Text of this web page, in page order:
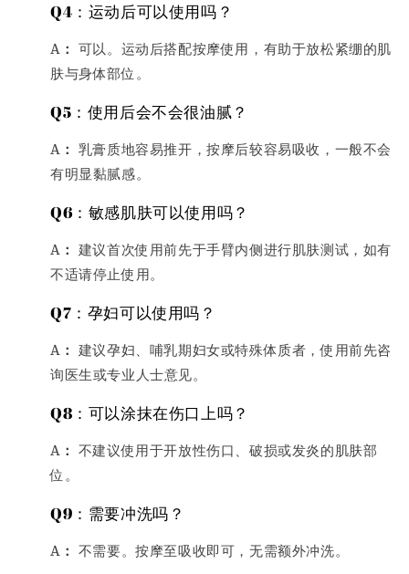
Q4：运动后可以使用吗？
A：
可以。运动后搭配按摩使用，有助于放松紧绷的肌
肤与身体部位。
Q5：使用后会不会很油腻？
A：
乳膏质地容易推开，按摩后较容易吸收，一般不会
有明显黏腻感。
Q6：敏感肌肤可以使用吗？
A：
建议首次使用前先于手臂内侧进行肌肤测试，如有
不适请停止使用。
Q7：孕妇可以使用吗？
A：
建议孕妇、哺乳期妇女或特殊体质者，使用前先咨
询医生或专业人士意见。
Q8：可以涂抹在伤口上吗？
A：
不建议使用于开放性伤口、破损或发炎的肌肤部
位。
Q9：需要冲洗吗？
A： 不需要。按摩至吸收即可，无需额外冲洗。